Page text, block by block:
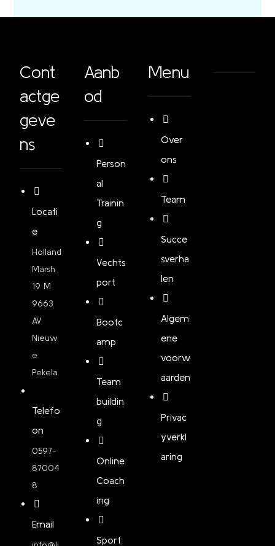
Cont
actge
geve
ns
Locati
e
Holland
Marsh
19 M
9663
AV
Nieuw
e
Pekela
Telefo
on
0597-
87004
8
Email
Aanb
od
Person
al
Trainin
g
Vechts
port
Bootc
amp
Team
buildin
g
Online
Coach
ing
Sport
Menu
Over
ons
Team
Succe
sverha
len
Algem
ene
voorw
aarden
Privac
yverkl
aring